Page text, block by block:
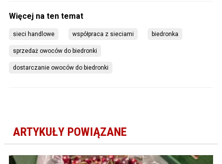
sieci handlowe współpraca z sieciami biedronka
sprzedaż owoców do biedronki
dostarczanie owoców do biedronki
ARTYKUŁY POWIĄZANE